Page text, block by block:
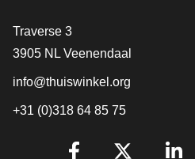
Contact
Traverse 3
3905 NL Veenendaal
info@thuiswinkel.org
+31 (0)318 64 85 75
Volg je ons al?